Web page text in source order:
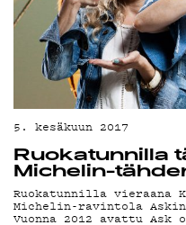
5. kesäkuun 2017
Ruokatunnilla
Michelin-
Ruokatunnilla vieraana
Michelin-ravintola
Vuonna 2012 avattu Ask